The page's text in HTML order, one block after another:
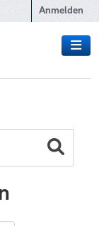
Anmelden